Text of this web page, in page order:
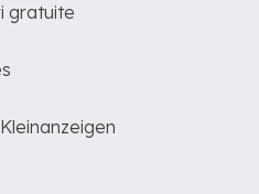
gratuite